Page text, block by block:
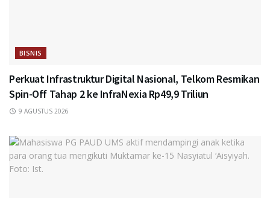
BISNIS
Perkuat Infrastruktur Digital Nasional, Telkom Resmikan
Spin-Off Tahap 2 ke InfraNexia Rp49,9 Triliun
9 AGUSTUS 2026